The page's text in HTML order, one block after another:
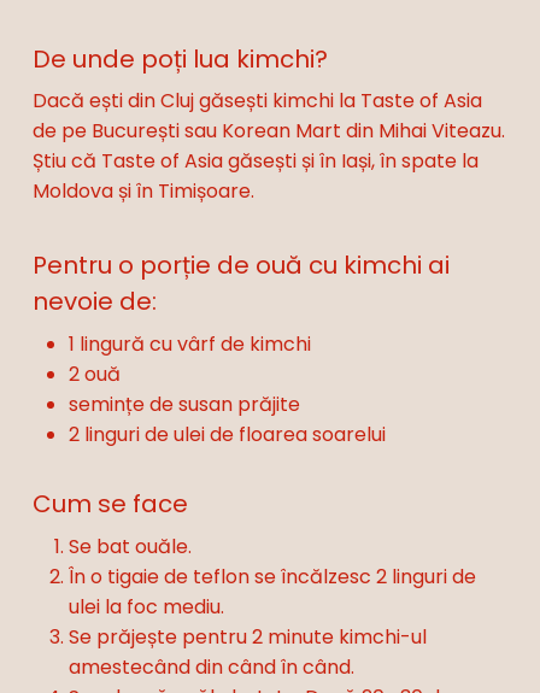
De unde poți lua kimchi?
Dacă ești din Cluj găsești kimchi la Taste of Asia
de pe București sau Korean Mart din Mihai Viteazu.
Știu că Taste of Asia găsești și în Iași, în spate la
Moldova și în Timișoare.
Pentru o porție de ouă cu kimchi ai
nevoie de:
1 lingură cu vârf de kimchi
2 ouă
semințe de susan prăjite
2 linguri de ulei de floarea soarelui
Cum se face
Se bat ouăle.
În o tigaie de teflon se încălzesc 2 linguri de
ulei la foc mediu.
Se prăjește pentru 2 minute kimchi-ul
amestecând din când în când.